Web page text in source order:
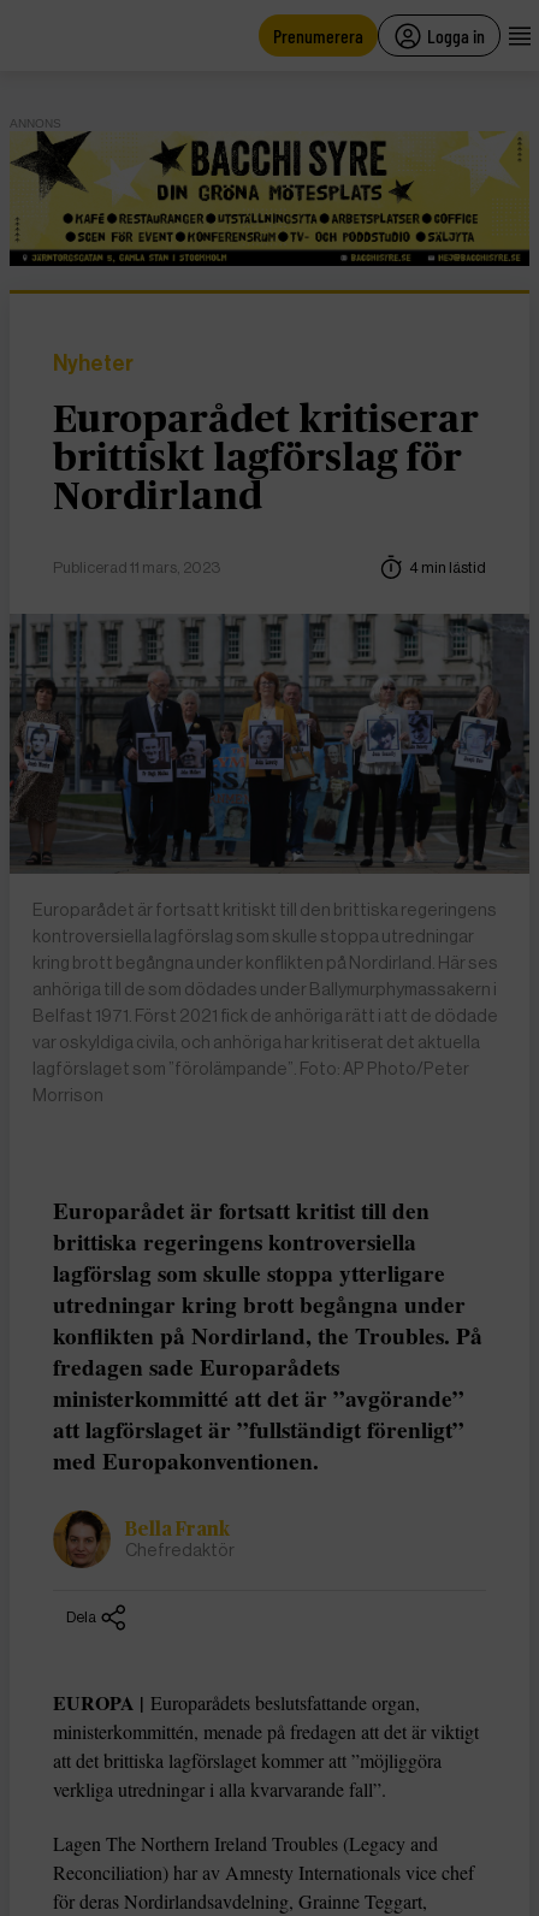
Prenumerera Logga in
ANNONS
Nyheter
Europarådet kritiserar
brittiskt lagförslag för
Nordirland
Publicerad 11 mars, 2023 4 min lästid
Europarådet är fortsatt kritiskt till den brittiska regeringens
kontroversiella lagförslag som skulle stoppa utredningar
kring brott begångna under konflikten på Nordirland. Här ses
anhöriga till de som dödades under Ballymurphymassakern i
Belfast 1971. Först 2021 fick de anhöriga rätt i att de dödade
var oskyldiga civila, och anhöriga har kritiserat det aktuella
lagförslaget som ”förolämpande”. Foto: AP Photo/Peter
Morrison
Europarådet är fortsatt kritist till den
brittiska regeringens kontroversiella
lagförslag som skulle stoppa ytterligare
utredningar kring brott begångna under
konflikten på Nordirland, the Troubles. På
fredagen sade Europarådets
ministerkommitté att det är ”avgörande”
att lagförslaget är ”fullständigt förenligt”
med Europakonventionen.
Bella Frank
Chefredaktör
Dela
EUROPA | Europarådets beslutsfattande organ,
ministerkommittén, menade på fredagen att det är viktigt
att det brittiska lagförslaget kommer att ”möjliggöra
verkliga utredningar i alla kvarvarande fall”.
Lagen The Northern Ireland Troubles (Legacy and
Reconciliation) har av Amnesty Internationals vice chef
för deras Nordirlandsavdelning, Grainne Teggart,